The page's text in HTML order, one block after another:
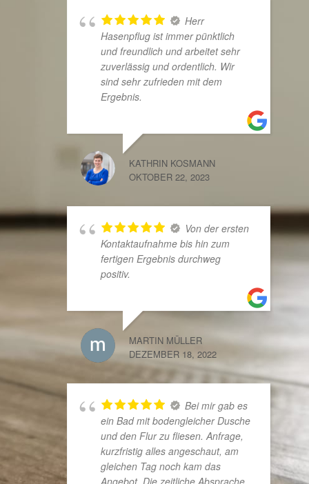
Herr
Hasenpflug ist immer pünktlich
und freundlich und arbeitet sehr
zuverlässig und ordentlich. Wir
sind sehr zufrieden mit dem
Ergebnis.
KATHRIN KOSMANN
OKTOBER 22, 2023
Von der ersten
Kontaktaufnahme bis hin zum
fertigen Ergebnis durchweg
positiv.
MARTIN MÜLLER
DEZEMBER 18, 2022
Bei mir gab es
ein Bad mit bodengleicher Dusche
und den Flur zu fliesen. Anfrage,
kurzfristig alles angeschaut, am
gleichen Tag noch kam das